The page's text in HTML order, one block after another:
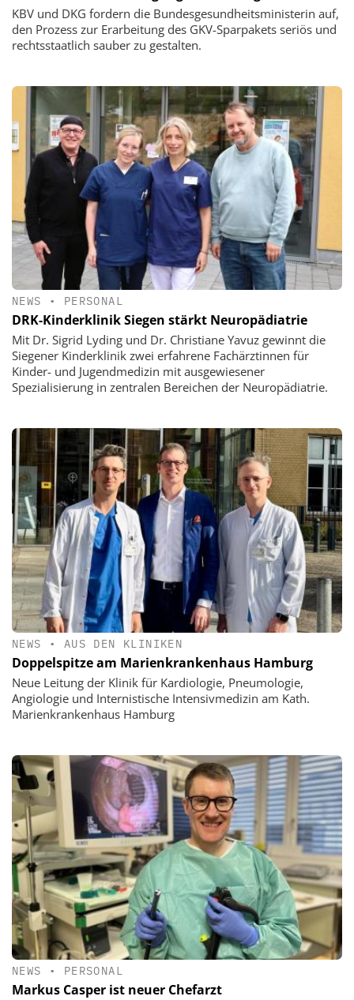
KBV und DKG fordern die Bundesgesundheitsministerin auf,
den Prozess zur Erarbeitung des GKV-Sparpakets seriös und
rechtsstaatlich sauber zu gestalten.
NEWS • PERSONAL
DRK-Kinderklinik Siegen stärkt Neuropädiatrie
Mit Dr. Sigrid Lyding und Dr. Christiane Yavuz gewinnt die
Siegener Kinderklinik zwei erfahrene Fachärztinnen für
Kinder- und Jugendmedizin mit ausgewiesener
Spezialisierung in zentralen Bereichen der Neuropädiatrie.
NEWS • AUS DEN KLINIKEN
Doppelspitze am Marienkrankenhaus Hamburg
Neue Leitung der Klinik für Kardiologie, Pneumologie,
Angiologie und Internistische Intensivmedizin am Kath.
Marienkrankenhaus Hamburg
NEWS • PERSONAL
Markus Casper ist neuer Chefarzt